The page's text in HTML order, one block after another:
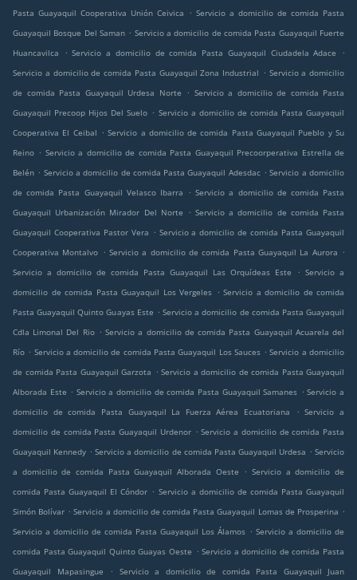
Pasta Guayaquil Cooperativa Unión Ceivica
. Servicio a domicilio de comida Pasta
Guayaquil Bosque Del Saman . Servicio a domicilio de comida Pasta Guayaquil Fuerte
Huancavilca
. Servicio a domicilio de comida Pasta Guayaquil Ciudadela Adace
.
Servicio a domicilio de comida Pasta Guayaquil Zona Industrial . Servicio a domicilio
de comida Pasta Guayaquil Urdesa Norte
. Servicio a domicilio de comida Pasta
Guayaquil Precoop Hijos Del Suelo . Servicio a domicilio de comida Pasta Guayaquil
Cooperativa El Ceibal . Servicio a domicilio de comida Pasta Guayaquil Pueblo y Su
Reino . Servicio a domicilio de comida Pasta Guayaquil Precoorperativa Estrella de
Belén . Servicio a domicilio de comida Pasta Guayaquil Adesdac . Servicio a domicilio
de comida Pasta Guayaquil Velasco Ibarra
. Servicio a domicilio de comida Pasta
Guayaquil Urbanización Mirador Del Norte
. Servicio a domicilio de comida Pasta
Guayaquil Cooperativa Pastor Vera . Servicio a domicilio de comida Pasta Guayaquil
Cooperativa Montalvo . Servicio a domicilio de comida Pasta Guayaquil La Aurora .
Servicio a domicilio de comida Pasta Guayaquil Las Orquídeas Este
. Servicio a
domicilio de comida Pasta Guayaquil Los Vergeles . Servicio a domicilio de comida
Pasta Guayaquil Quinto Guayas Este . Servicio a domicilio de comida Pasta Guayaquil
Cdla Limonal Del Rio . Servicio a domicilio de comida Pasta Guayaquil Acuarela del
Río . Servicio a domicilio de comida Pasta Guayaquil Los Sauces . Servicio a domicilio
de comida Pasta Guayaquil Garzota . Servicio a domicilio de comida Pasta Guayaquil
Alborada Este . Servicio a domicilio de comida Pasta Guayaquil Samanes . Servicio a
domicilio de comida Pasta Guayaquil La Fuerza Aérea Ecuatoriana
. Servicio a
domicilio de comida Pasta Guayaquil Urdenor . Servicio a domicilio de comida Pasta
Guayaquil Kennedy . Servicio a domicilio de comida Pasta Guayaquil Urdesa . Servicio
a domicilio de comida Pasta Guayaquil Alborada Oeste
. Servicio a domicilio de
comida Pasta Guayaquil El Cóndor . Servicio a domicilio de comida Pasta Guayaquil
Simón Bolívar . Servicio a domicilio de comida Pasta Guayaquil Lomas de Prosperina .
Servicio a domicilio de comida Pasta Guayaquil Los Álamos . Servicio a domicilio de
comida Pasta Guayaquil Quinto Guayas Oeste . Servicio a domicilio de comida Pasta
Guayaquil Mapasingue
.
Servicio a domicilio de comida Pasta Guayaquil Juan